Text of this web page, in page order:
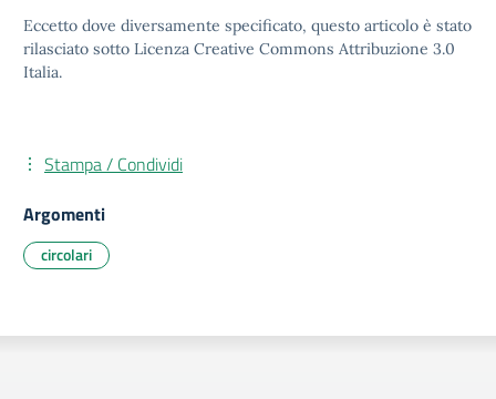
Eccetto dove diversamente specificato, questo articolo è stato
rilasciato sotto Licenza Creative Commons Attribuzione 3.0
Italia.
Stampa / Condividi
Argomenti
circolari